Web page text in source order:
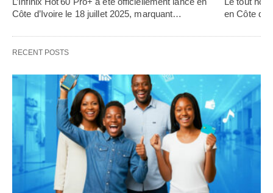
Côte d’Ivoire le 18 juillet 2025, marquant…
en Côte
RECENT POSTS